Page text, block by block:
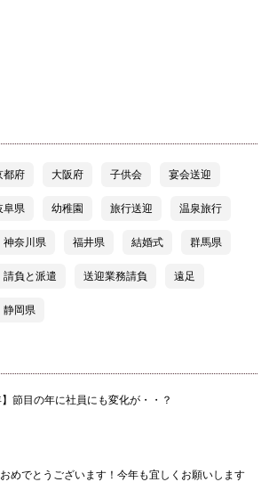
都府 大阪府 子供会 宴会送迎
阜県 幼稚園 旅行送迎 温泉旅行
神奈川県 福井県 結婚式 群馬県
請負と派遣 送迎業務請負 遠足
静岡県
】節目の年に社員にも変化が・・？
めでとうございます！今年も宜しくお願いします